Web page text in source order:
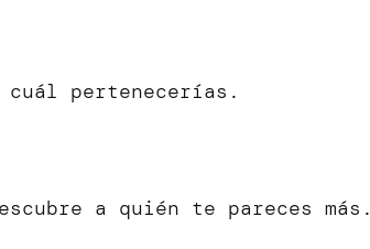
cuál pertenecerías.
a quién te pareces más.